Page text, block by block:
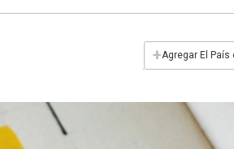
+Agregar El País